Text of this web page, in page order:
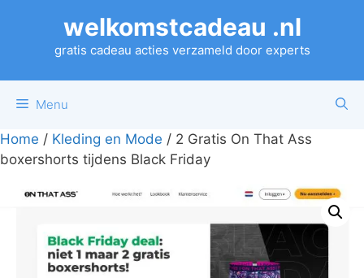
welkomstcadeau .nl
gratis cadeau acties verzameld door experts
Menu
Home / Kleding en Mode / 2 Gratis On That Ass
boxershorts tijdens Black Friday